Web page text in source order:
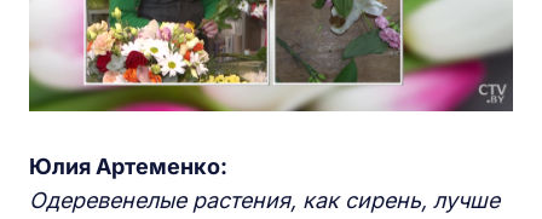
Юлия Артеменко:
Одеревенелые растения, как сирень, лучше